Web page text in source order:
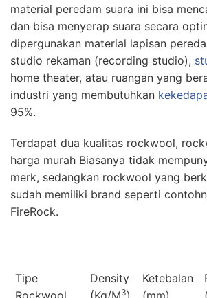
material peredam suara ini bisa
dan bisa menyerap suara secara
dipergunakan material lapisan
studio rekaman (recording studio),
home theater, atau ruangan yang
industri yang membutuhkan
95%.
Terdapat dua kualitas rockwool,
harga murah Biasanya tidak
merk, sedangkan rockwool yang
sudah memiliki brand seperti
FireRock.
Tipe
Density
3
Ketebalan